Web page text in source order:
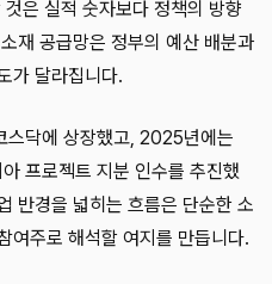
은 실적 숫자보다 정책의 방향
재 공급망은 정부의 예산 배분과
가 달라집니다.
닥에 상장했고, 2025년에는
프로젝트 지분 인수를 추진했
반경을 넓히는 흐름은 단순한 소
여주로 해석할 여지를 만듭니다.